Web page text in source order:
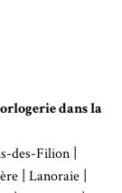
dans la
des-Filion|
| Lanoraie |